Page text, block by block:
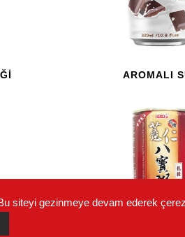
AROMALI
siteyi gezinmeye devam ederek